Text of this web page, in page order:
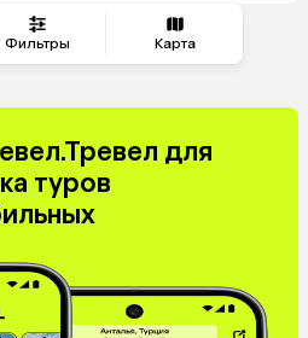
Фильтры Карта
для
туров